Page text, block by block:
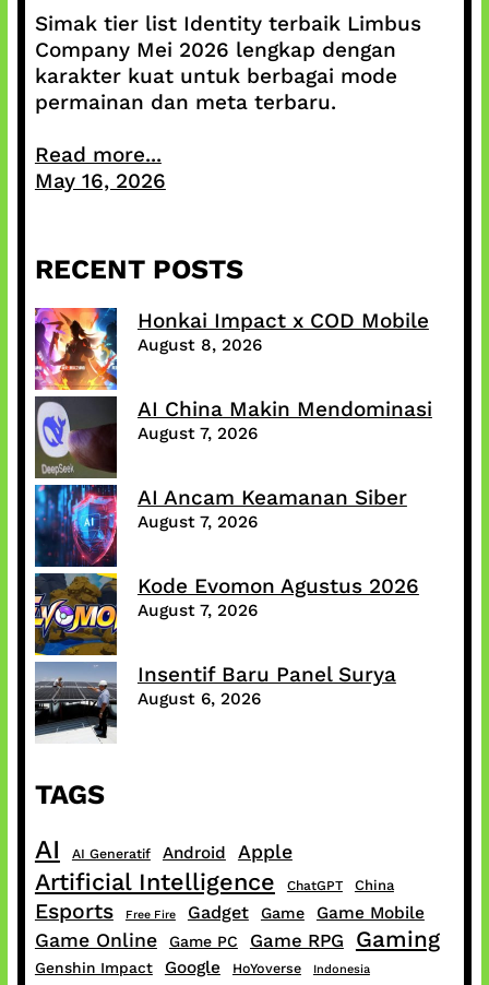
Simak tier list Identity terbaik Limbus
Company Mei 2026 lengkap dengan
karakter kuat untuk berbagai mode
permainan dan meta terbaru.
Read more...
May 16, 2026
RECENT POSTS
Honkai Impact x COD Mobile
August 8, 2026
AI China Makin Mendominasi
August 7, 2026
AI Ancam Keamanan Siber
August 7, 2026
Kode Evomon Agustus 2026
August 7, 2026
Insentif Baru Panel Surya
August 6, 2026
TAGS
AI AI Generatif Android Apple
Artificial Intelligence ChatGPT China
Esports Free Fire Gadget Game Game Mobile
Game Online Game PC Game RPG Gaming
Genshin Impact Google HoYoverse Indonesia